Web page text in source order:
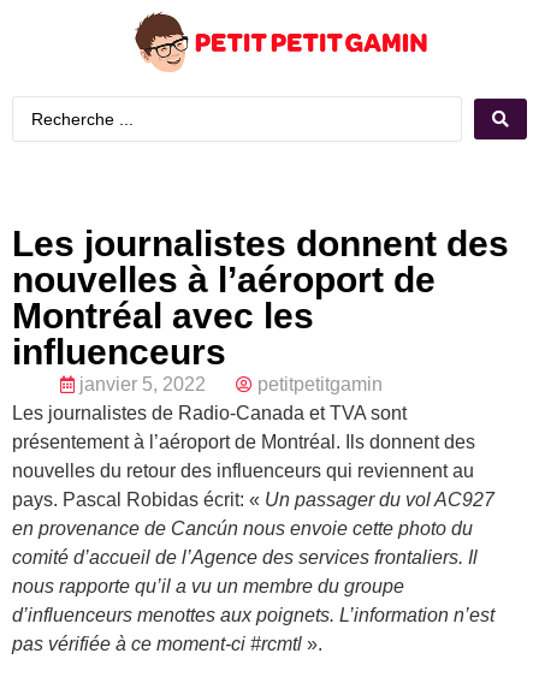
Les journalistes donnent des
nouvelles à l’aéroport de
Montréal avec les
influenceurs
janvier 5, 2022
petitpetitgamin
Les journalistes de Radio-Canada et TVA sont
présentement à l’aéroport de Montréal. Ils donnent des
nouvelles du retour des influenceurs qui reviennent au
pays. Pascal Robidas écrit: « Un passager du vol AC927
en provenance de Cancún nous envoie cette photo du
comité d’accueil de l’Agence des services frontaliers. Il
nous rapporte qu’il a vu un membre du groupe
d’influenceurs menottes aux poignets. L’information n’est
pas vérifiée à ce moment-ci #rcmtl ».